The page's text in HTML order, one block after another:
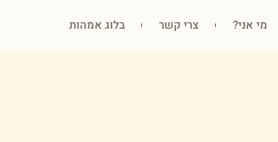
מי אני? צרי קשר בלוג אמהות